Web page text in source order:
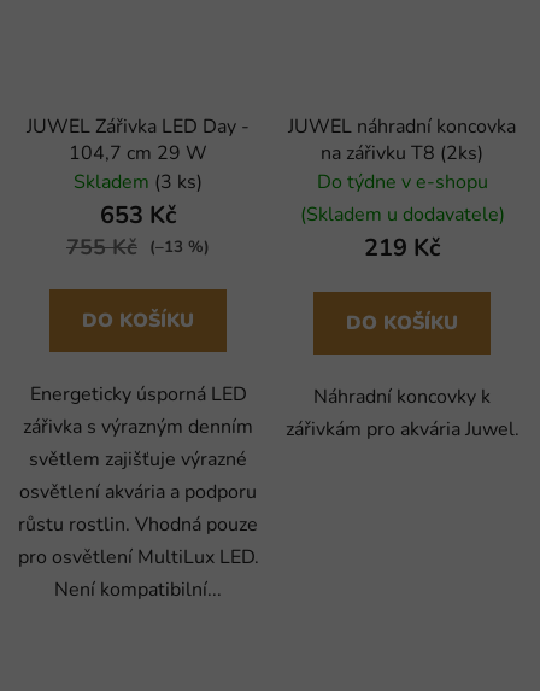
JUWEL Zářivka LED Day -
104,7 cm 29 W
Skladem (3 ks)
653 Kč
755 Kč (–13 %)
DO KOŠÍKU
Energeticky úsporná LED
zářivka s výrazným denním
světlem zajišťuje výrazné
osvětlení akvária a podporu
růstu rostlin. Vhodná pouze
pro osvětlení MultiLux LED.
Není kompatibilní...
JUWEL náhradní koncovka
na zářivku T8 (2ks)
Do týdne v e-shopu
(Skladem u dodavatele)
219 Kč
DO KOŠÍKU
Náhradní koncovky k
zářivkám pro akvária Juwel.